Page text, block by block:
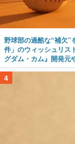
野球部の過酷な“補欠
件」のウィッシュリス
グダム・カム』開発元
4